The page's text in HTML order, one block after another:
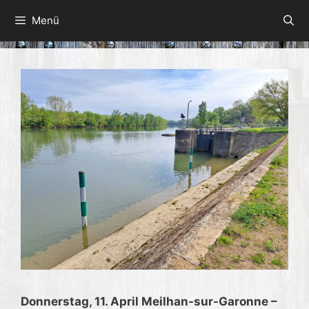
Inhalt
springen
Menü
Donnerstag, 11. April Meilhan-sur-Garonne –